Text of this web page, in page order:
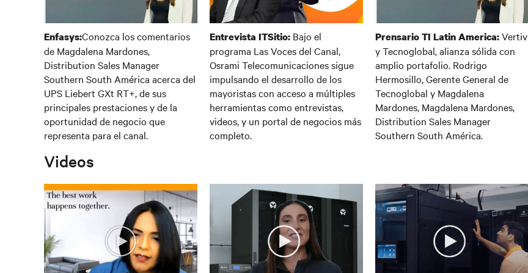
Enfasys:Conozca los comentarios
de Magdalena Mardones,
Distribution Sales Manager
Southern South América acerca del
UPS Liebert GXt RT+, de sus
principales prestaciones y de la
oportunidad de negocio que
representa para el canal.
Entrevista ITSitio: Bajo el
programa Las Voces del Canal,
Osrami Telecomunicaciones sigue
impulsando el desarrollo de los
mayoristas con acceso a múltiples
herramientas como entrevistas,
videos, y un portal de negocios más
completo.
Prensario TI Latin America:Vertiv
y Tecnoglobal, alianza sólida con
amplio portafolio. Rodrigo
Hermosillo, Gerente General de
Tecnoglobal y Magdalena
Mardones, Magdalena Mardones,
Distribution Sales Manager
Southern South América.
Videos